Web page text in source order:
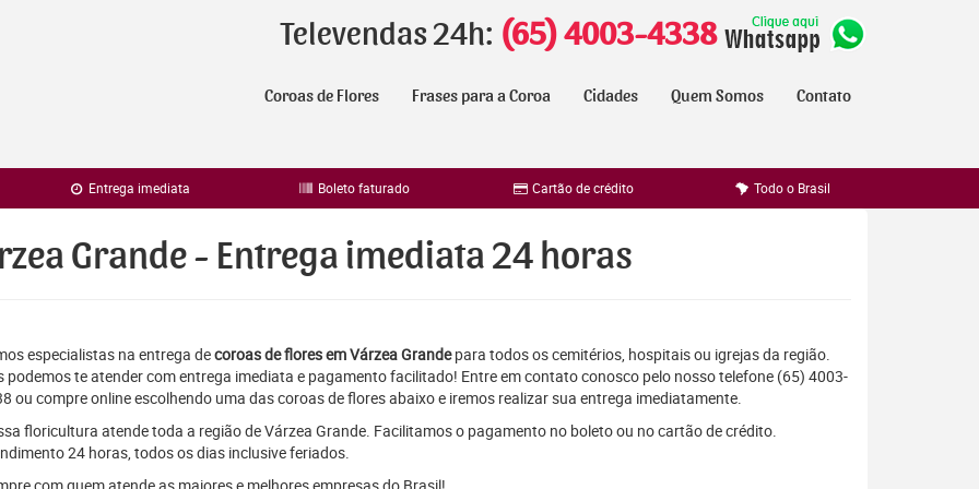
Televendas 24h: (65) 4003-4338
Coroas de Flores Frases para a Coroa Cidades Quem Somos Contato
Entrega imediata Boleto faturado Cartão de crédito Todo o Brasil
Grande - Entrega imediata 24 horas
especialistas na entrega decoroas de flores em Várzea Grandepara todos os cemitérios, hospitais ou igrejas da região.
podemos te atender com entrega imediata e pagamento facilitado! Entre em contato conosco pelo nosso telefone (65) 4003-
ou compre online escolhendo uma das coroas de flores abaixo e iremos realizar sua entrega imediatamente.
floricultura atende toda a região de Várzea Grande. Facilitamos o pagamento no boleto ou no cartão de crédito.
24 horas, todos os dias inclusive feriados.